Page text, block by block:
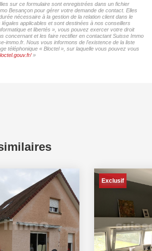
sur ce formulaire sont enregistrées dans un fichier
Besançon pour gérer votre demande de contact. Elles
nécessaire à la gestion de la relation client dans le
applicables et sont destinées à nos conseillers
et libertés », vous pouvez exercer votre droit
concernant et les faire rectifier en contactant Suisse Immo
immo.fr. Nous vous informons de l'existence de la liste
téléphonique « Bloctel », sur laquelle vous pouvez vous
»
Exclusif